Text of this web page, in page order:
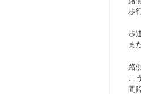
歩
歩
ま
路
こ
間